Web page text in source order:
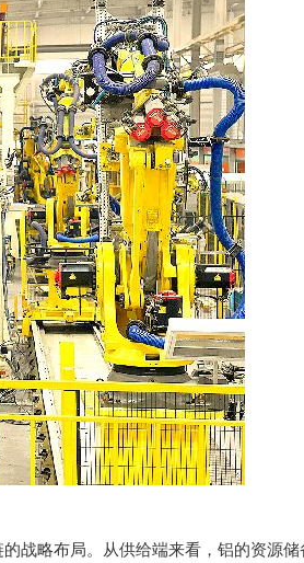
战略布局。从供给端来看，铝的资源储